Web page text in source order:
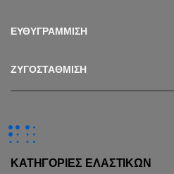
ΕΥΘΥΓΡΑΜΜΙΣΗ
ΖΥΓΟΣΤΑΘΜΙΣΗ
ΚΑΤΗΓΟΡΙΕΣ ΕΛΑΣΤΙΚΩΝ